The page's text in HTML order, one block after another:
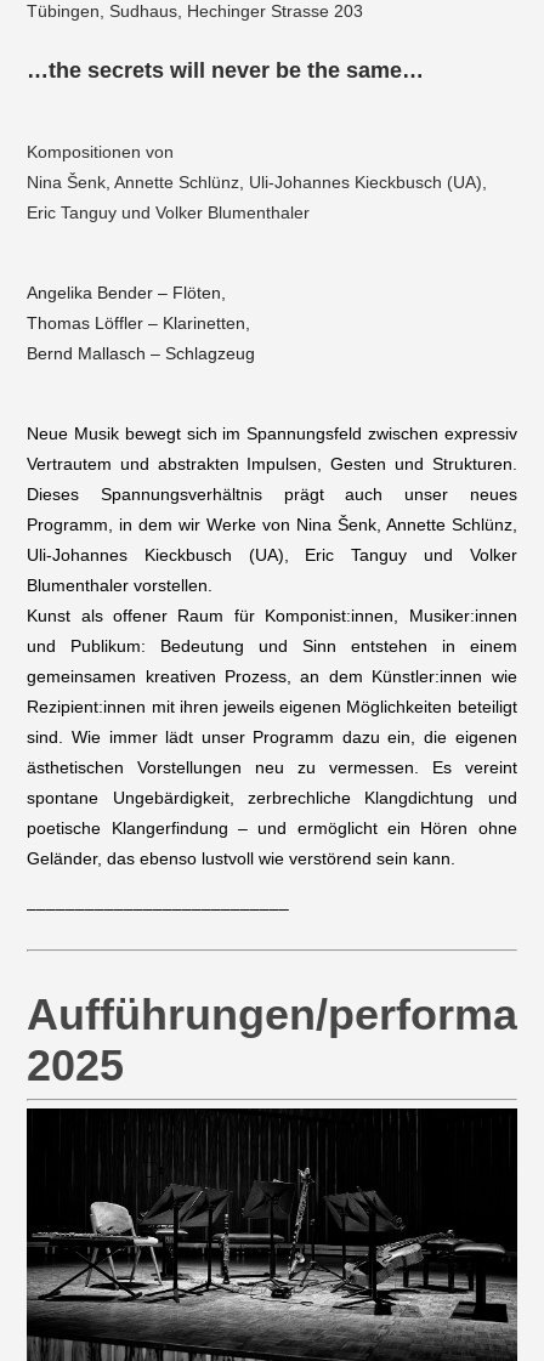
Tübingen, Sudhaus, Hechinger Strasse 203
…the secrets will never be the same…
Kompositionen von
NinaŠenk, Annette Schlünz, Uli-Johannes Kieckbusch (UA),
Eric Tanguy und Volker Blumenthaler
Angelika Bender – Flöten,
Thomas Löffler – Klarinetten,
Bernd Mallasch – Schlagzeug
Neue Musik bewegt sich im Spannungsfeld zwischen expressiv
Vertrautem und abstrakten Impulsen, Gesten und Strukturen.
Dieses Spannungsverhältnis prägt auch unser neues
Programm, in dem wir Werke von Nina Šenk, Annette Schlünz,
Uli-Johannes Kieckbusch (UA), Eric Tanguy und Volker
Blumenthaler vorstellen.
Kunst als offener Raum für Komponist:innen, Musiker:innen
und Publikum: Bedeutung und Sinn entstehen in einem
gemeinsamen kreativen Prozess, an dem Künstler:innen wie
Rezipient:innen mit ihren jeweils eigenen Möglichkeiten beteiligt
sind. Wie immer lädt unser Programm dazu ein, die eigenen
ästhetischen Vorstellungen neu zu vermessen. Es vereint
spontane Ungebärdigkeit, zerbrechliche Klangdichtung und
poetische Klangerfindung – und ermöglicht ein Hören ohne
Geländer, das ebenso lustvoll wie verstörend sein kann.
–––––––––––––––––––––––––––
Aufführungen/
2025